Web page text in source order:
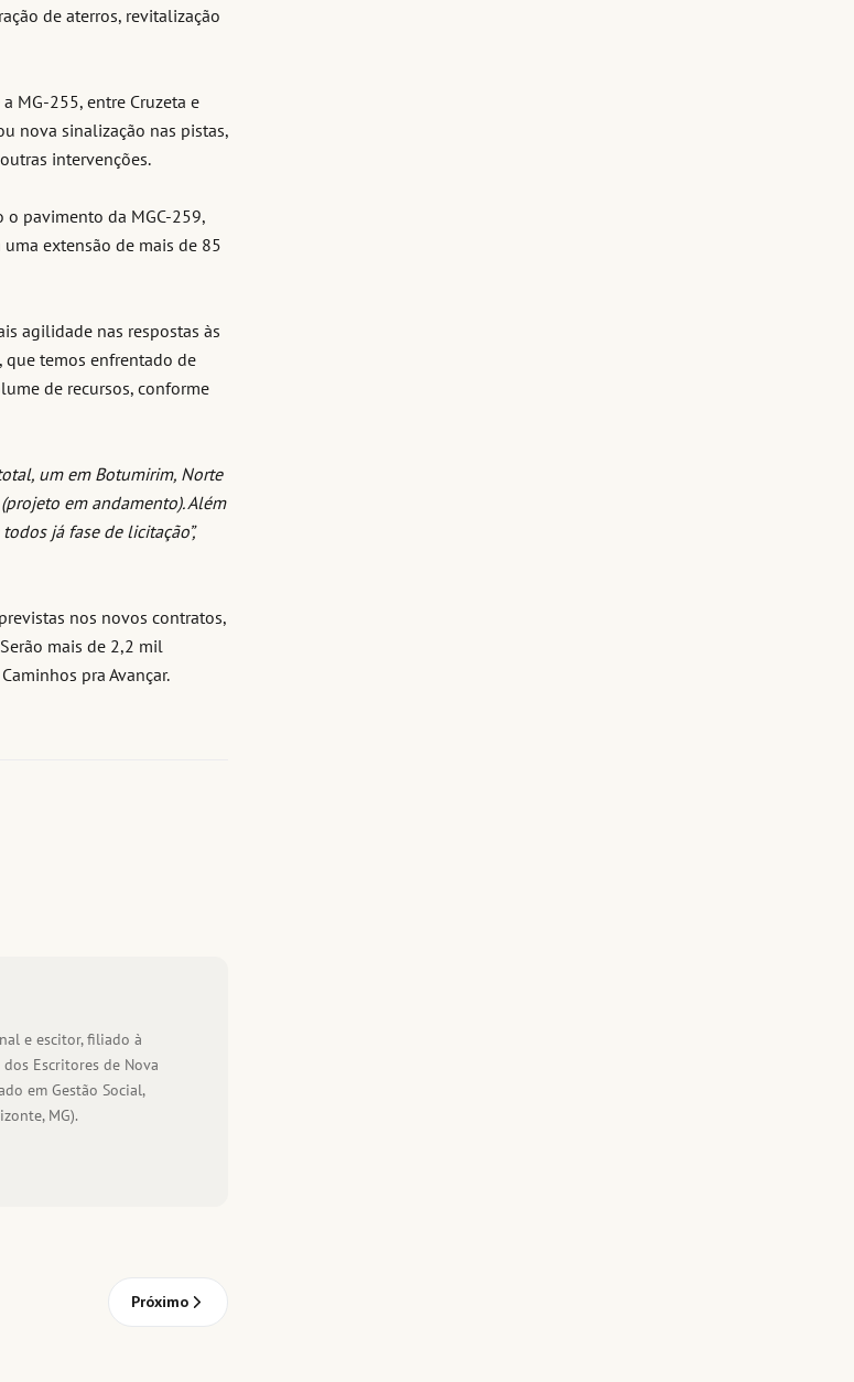
de aterros, revitalização
MG-255, entre Cruzeta e
nova sinalização nas pistas,
intervenções.
o pavimento da MGC-259,
extensão de mais de 85
agilidade nas respostas às
que temos enfrentado de
de recursos, conforme
um em Botumirim, Norte
em andamento). Além
já fase de licitação”,
nos novos contratos,
mais de 2,2 mil
pra Avançar.
e escitor, filiado à
dos Escritores de Nova
em Gestão Social,
MG).
Próximo